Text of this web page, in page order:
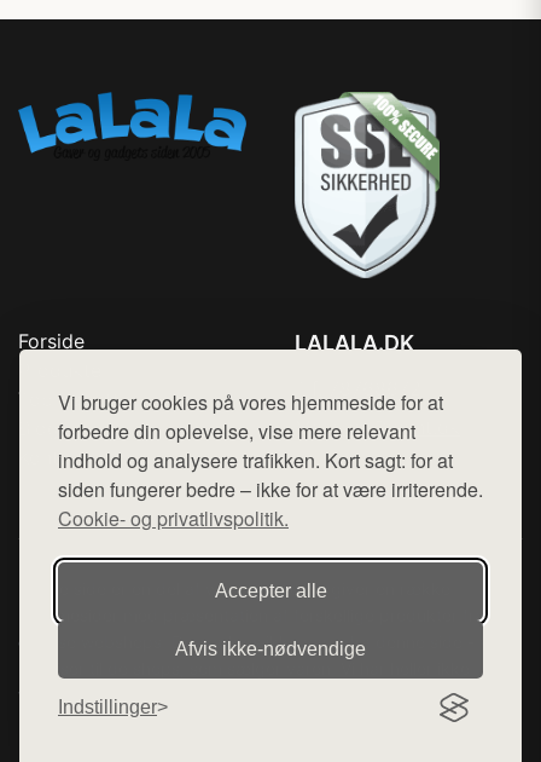
Vi bruger cookies på vores hjemmeside for at
forbedre din oplevelse, vise mere relevant
indhold og analysere trafikken. Kort sagt: for at
siden fungerer bedre – ikke for at være irriterende.
Cookie- og privatlivspolitik.
Accepter alle
Afvis ikke‑nødvendige
Indstillinger
Forside
Top Rabatter
Blog
Kontakt
LALALA.DK
Mail: hej@want.dk
Cookie- og privatlivspolitik
Denne side er en del af want.dk, der udgiver en række
hjemmesider med præsentation af forskellige produkter fra
diverse webshops. Der sælges ikke varer fra denne side - vi
varerne på lager.